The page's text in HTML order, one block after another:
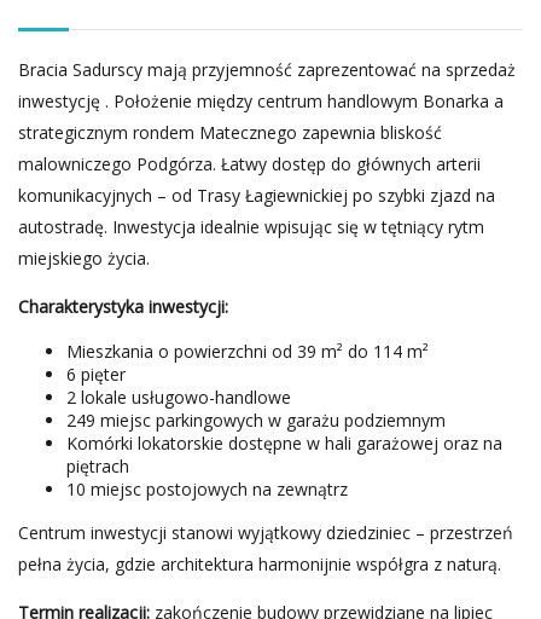
Bracia Sadurscy mają przyjemność zaprezentować na sprzedaż
inwestycję . Położenie między centrum handlowym Bonarka a
strategicznym rondem Matecznego zapewnia bliskość
malowniczego Podgórza. Łatwy dostęp do głównych arterii
komunikacyjnych – od Trasy Łagiewnickiej po szybki zjazd na
autostradę. Inwestycja idealnie wpisując się w tętniący rytm
miejskiego życia.
Charakterystyka inwestycji:
Mieszkania o powierzchni od 39 m² do 114 m²
6 pięter
2 lokale usługowo-handlowe
249 miejsc parkingowych w garażu podziemnym
Komórki lokatorskie dostępne w hali garażowej oraz na
piętrach
10 miejsc postojowych na zewnątrz
Centrum inwestycji stanowi wyjątkowy dziedziniec – przestrzeń
pełna życia, gdzie architektura harmonijnie współgra z naturą.
Termin realizacji: zakończenie budowy przewidziane na lipiec